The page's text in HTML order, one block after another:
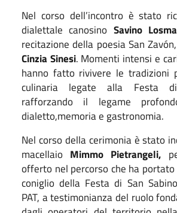
Nel corso dell’incontro è stato
dialettale canosino Savino
recitazione della poesia San
Cinzia Sinesi. Momenti intensi e
hanno fatto rivivere le tradizioni
culinaria legate alla Festa
rafforzando il legame
dialetto,memoria e gastronomia.
Nel corso della cerimonia è stato
macellaio Mimmo Pietrangeli,
offerto nel percorso che ha portato
coniglio della Festa di San
PAT, a testimonianza del ruolo